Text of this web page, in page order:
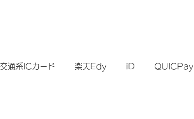
交通系ICカード 楽天Edy iD QUICPay